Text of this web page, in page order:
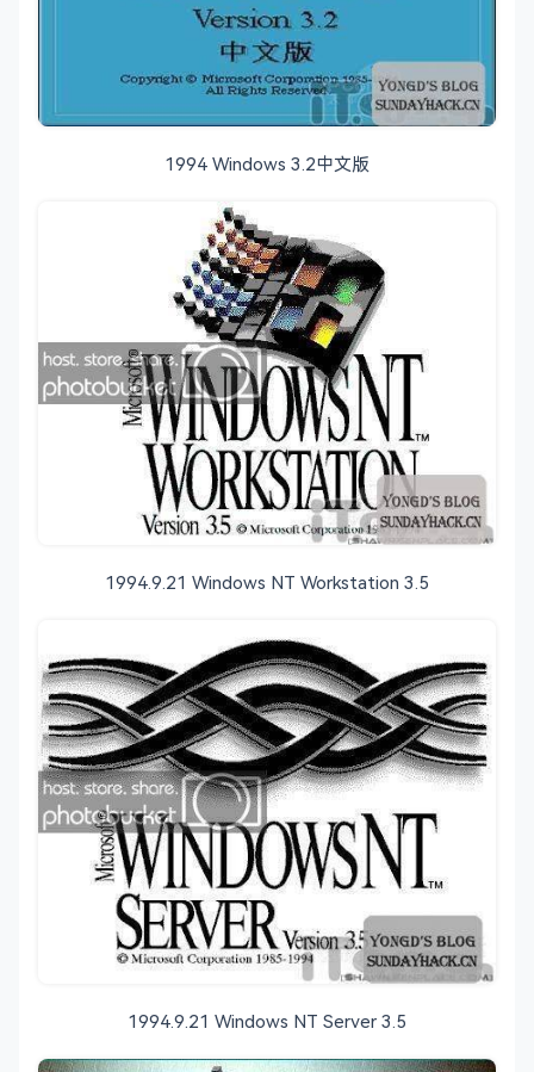
1994 Windows 3.2中文版
1994.9.21 Windows NT Workstation 3.5
1994.9.21 Windows NT Server 3.5